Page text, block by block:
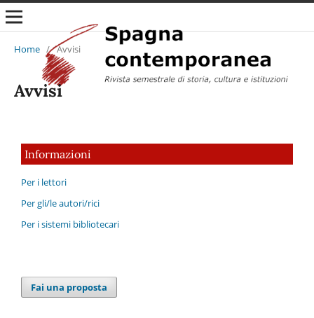
Home / Avvisi
Avvisi
Informazioni
Per i lettori
Per gli/le autori/rici
Per i sistemi bibliotecari
Fai una proposta